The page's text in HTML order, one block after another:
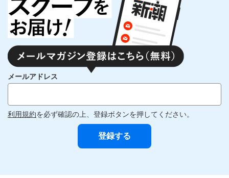
メールアドレス
利用規約を必ず確認の上、登録ボタンを押してください。